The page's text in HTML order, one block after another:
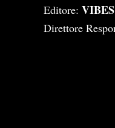
Editore:
Direttore